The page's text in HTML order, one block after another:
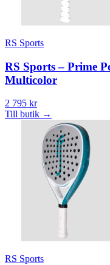
RS Sports
RS Sports – Prime
Multicolor
2 795 kr
Till butik →
RS Sports